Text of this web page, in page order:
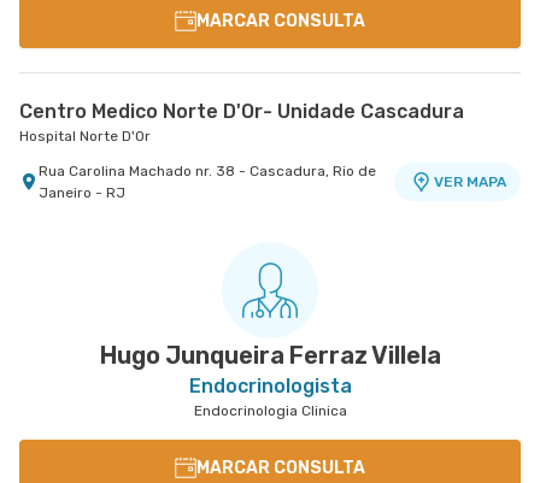
MARCAR CONSULTA
Centro Medico Norte D'Or- Unidade Cascadura
Hospital Norte D'Or
Rua Carolina Machado nr. 38 - Cascadura, Rio de
Janeiro - RJ
VER MAPA
Hugo Junqueira Ferraz Villela
Endocrinologista
Endocrinologia Clinica
MARCAR CONSULTA